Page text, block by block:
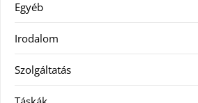
Egyéb
Irodalom
Szolgáltatás